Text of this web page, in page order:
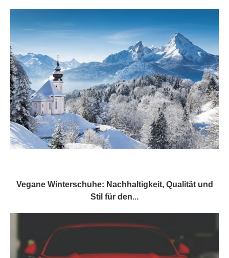
Vegane Winterschuhe: Nachhaltigkeit, Qualität und
Stil für den...